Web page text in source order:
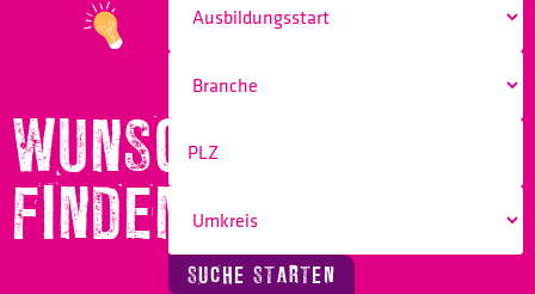
WUNSCHBERUF
FINDEN!
SUCHE STARTEN